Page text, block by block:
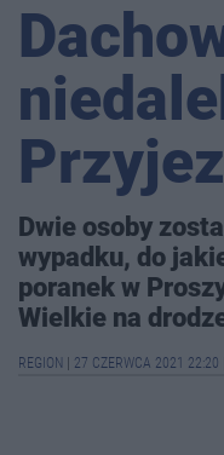
Dwie osoby
wypadku, do
poranek w
Wielkie na
REGION 27 CZERWCA 2021 22:20